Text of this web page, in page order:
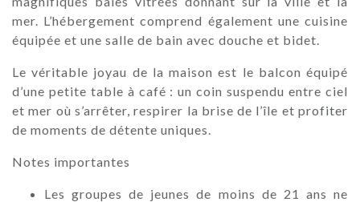
mer. L’hébergement comprend également une cuisine
équipée et une salle de bain avec douche et bidet.
Le véritable joyau de la maison est le balcon équipé
d’une petite table à café : un coin suspendu entre ciel
et mer où s’arrêter, respirer la brise de l’île et profiter
de moments de détente uniques.
Notes importantes
Les groupes de jeunes de moins de 21 ans ne